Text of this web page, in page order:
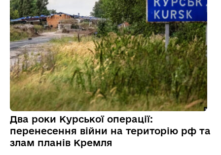
Два роки Курської операції:
перенесення війни на територію рф та
злам планів Кремля